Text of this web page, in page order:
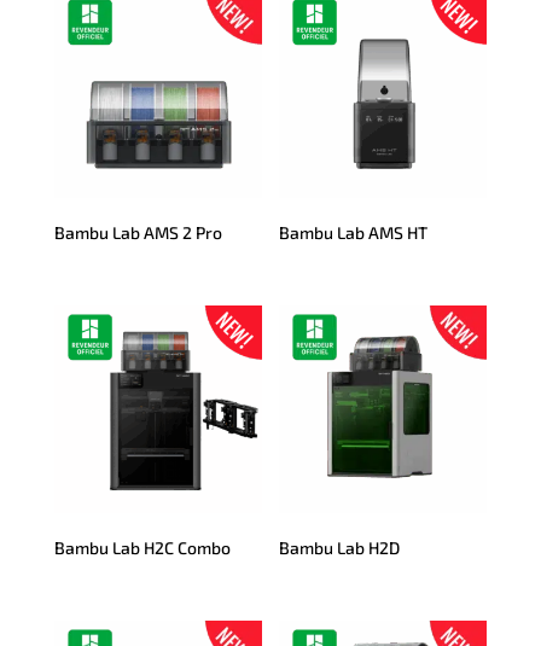
Bambu Lab AMS 2 Pro Bambu Lab AMS HT
Bambu Lab H2C Combo Bambu Lab H2D